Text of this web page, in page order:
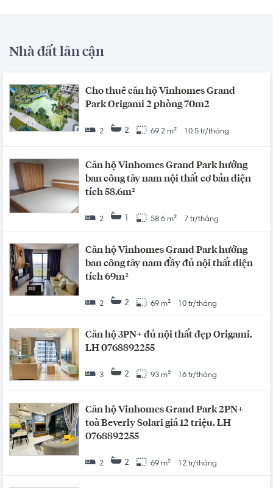
Nhà đất lân cận
Cho thuê căn hộ Vinhomes Grand
Park Origami 2 phòng 70m2
2 2 69.2 m² 10.5 tr/tháng
Căn hộ Vinhomes Grand Park hướng
ban công tây nam nội thất cơ bản diện
tích 58.6m²
2 1 58.6 m² 7 tr/tháng
Căn hộ Vinhomes Grand Park hướng
ban công tây nam đầy đủ nội thất diện
tích 69m²
2 2 69 m² 10 tr/tháng
Căn hộ 3PN+ đủ nội thất đẹp Origami.
LH 0768892255
3 2 93 m² 16 tr/tháng
Căn hộ Vinhomes Grand Park 2PN+
toà Beverly Solari giá 12 triệu. LH
0768892255
2 2 69 m² 12 tr/tháng